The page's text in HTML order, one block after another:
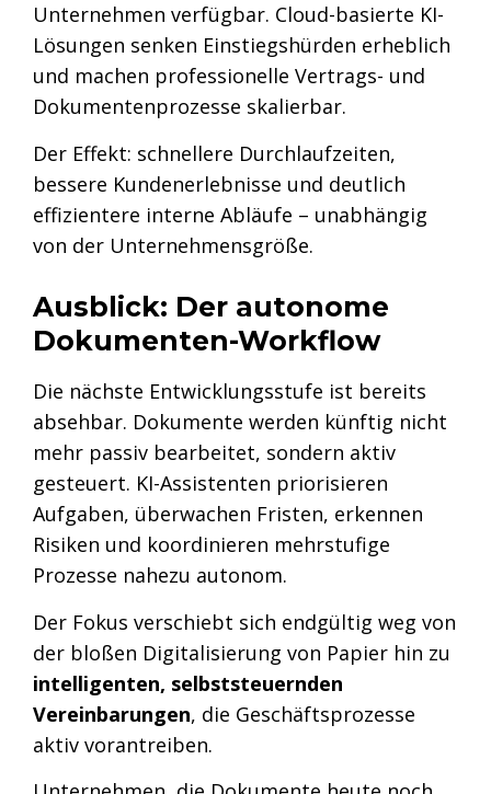
Unternehmen verfügbar. Cloud-basierte KI-
Lösungen senken Einstiegshürden erheblich
und machen professionelle Vertrags- und
Dokumentenprozesse skalierbar.
Der Effekt: schnellere Durchlaufzeiten,
bessere Kundenerlebnisse und deutlich
effizientere interne Abläufe – unabhängig
von der Unternehmensgröße.
Ausblick: Der autonome
Dokumenten-Workflow
Die nächste Entwicklungsstufe ist bereits
absehbar. Dokumente werden künftig nicht
mehr passiv bearbeitet, sondern aktiv
gesteuert. KI-Assistenten priorisieren
Aufgaben, überwachen Fristen, erkennen
Risiken und koordinieren mehrstufige
Prozesse nahezu autonom.
Der Fokus verschiebt sich endgültig weg von
der bloßen Digitalisierung von Papier hin zu
intelligenten, selbststeuernden
Vereinbarungen, die Geschäftsprozesse
aktiv vorantreiben.